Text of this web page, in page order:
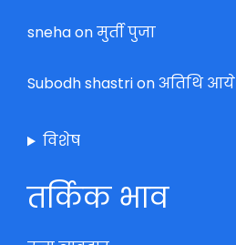
snehaonमुर्ती पुजा
Subodh shastrionअतिथि आये
विशेष
तर्किक भाव